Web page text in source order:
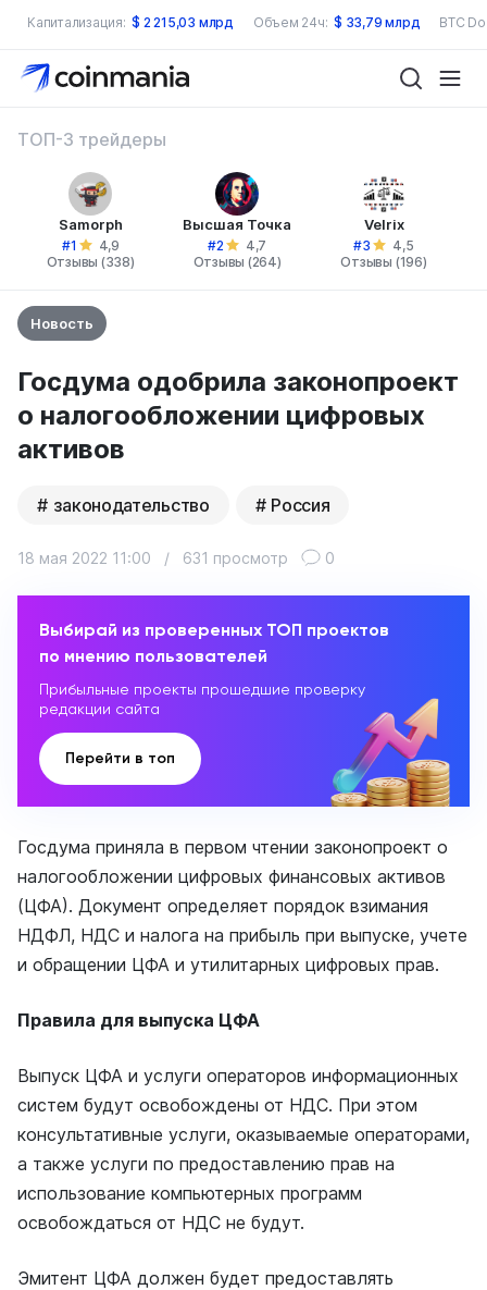
Капитализация: $ 2 215,03 млрд Объем 24ч: $ 33,79 млрд BTC
ТОП-3 трейдеры
Samorph
#1
4,9
Отзывы (338)
Высшая Точка
#2
4,7
Отзывы (264)
Velrix
#3
4,5
Отзывы (196)
Новость
Госдума одобрила законопроект
о налогообложении цифровых
активов
законодательство Россия
18 мая 2022 11:00 / 631 просмотр 0
Выбирай из проверенных ТОП проектов
по мнению пользователей
Прибыльные проекты прошедшие проверку
редакции сайта
Перейти в топ
Госдума приняла в первом чтении законопроект о
налогообложении цифровых финансовых активов
(ЦФА). Документ определяет порядок взимания
НДФЛ, НДС и налога на прибыль при выпуске, учете
и обращении ЦФА и утилитарных цифровых прав.
Правила для выпуска ЦФА
Выпуск ЦФА и услуги операторов информационных
систем будут освобождены от НДС. При этом
консультативные услуги, оказываемые операторами,
а также услуги по предоставлению прав на
использование компьютерных программ
освобождаться от НДС не будут.
Эмитент ЦФА должен будет предоставлять